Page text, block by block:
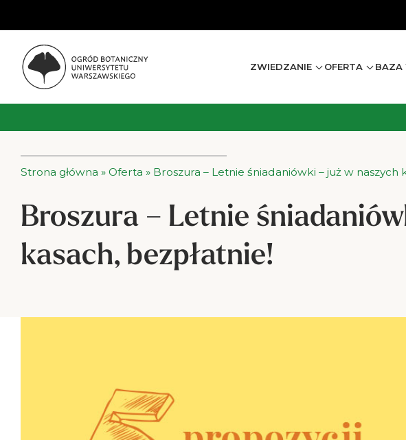
ZWIEDZANIE OFERTA BAZA
Strona główna » Oferta » Broszura – Letnie śniadaniówki – już w naszych
Broszura – Letnie
kasach, bezpłatnie!